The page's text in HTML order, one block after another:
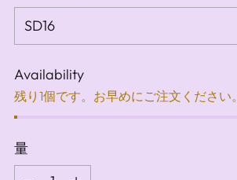
Availability
残り1個です。お早めにご注文ください。
量